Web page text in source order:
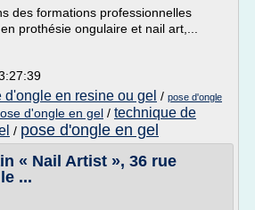
des formations professionnelles
prothésie ongulaire et nail art,...
d'ongle en resine ou gel / pose d'ongle
d'ongle en gel / technique de
/ pose d'ongle en gel
« Nail Artist », 36 rue
...